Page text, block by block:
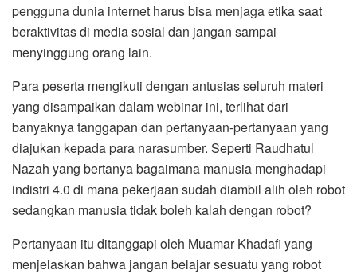
pengguna dunia internet harus bisa menjaga etika saat
beraktivitas di media sosial dan jangan sampai
menyinggung orang lain.
Para peserta mengikuti dengan antusias seluruh materi
yang disampaikan dalam webinar ini, terlihat dari
banyaknya tanggapan dan pertanyaan-pertanyaan yang
diajukan kepada para narasumber. Seperti Raudhatul
Nazah yang bertanya bagaimana manusia menghadapi
indistri 4.0 di mana pekerjaan sudah diambil alih oleh robot
sedangkan manusia tidak boleh kalah dengan robot?
Pertanyaan itu ditanggapi oleh Muamar Khadafi yang
menjelaskan bahwa jangan belajar sesuatu yang robot